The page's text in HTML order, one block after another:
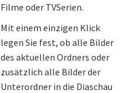
Filme oder TVSerien.
Mit einem einzigen Klick
legen Sie fest, ob alle Bilder
des aktuellen Ordners oder
zusätzlich alle Bilder der
Unterordner in die Diaschau